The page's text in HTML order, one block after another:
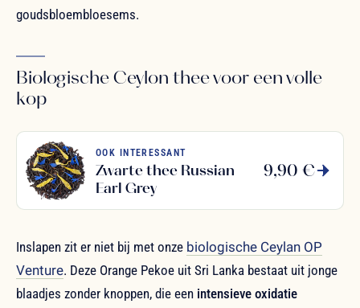
goudsbloembloesems.
Biologische Ceylon thee voor een volle
kop
OOK INTERESSANT
Zwarte thee Russian
Earl Grey
9,90 €
Inslapen zit er niet bij met onze biologische Ceylan OP
Venture. Deze Orange Pekoe uit Sri Lanka bestaat uit jonge
blaadjes zonder knoppen, die een intensieve oxidatie